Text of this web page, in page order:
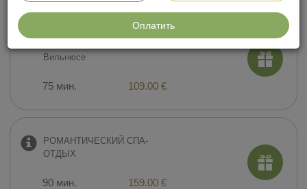
СПА-ритуал для ДВОИХ:
Вильнюсе
75 мин. 109.00 €
РОМАНТИЧЕСКИЙ СПА-
ОТДЫХ
90 мин. 159.00 €
Оплатить